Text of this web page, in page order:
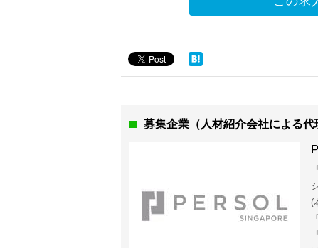
募集企業（人材紹介会社による代
(